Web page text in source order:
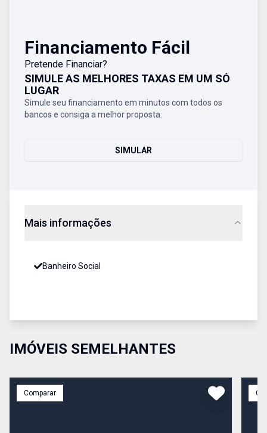
Financiamento Fácil
Pretende Financiar?
SIMULE AS MELHORES TAXAS EM UM SÓ
LUGAR
Simule seu financiamento em minutos com todos os
bancos e consiga a melhor proposta.
SIMULAR
Mais informações
Banheiro Social
IMÓVEIS SEMELHANTES
Comparar